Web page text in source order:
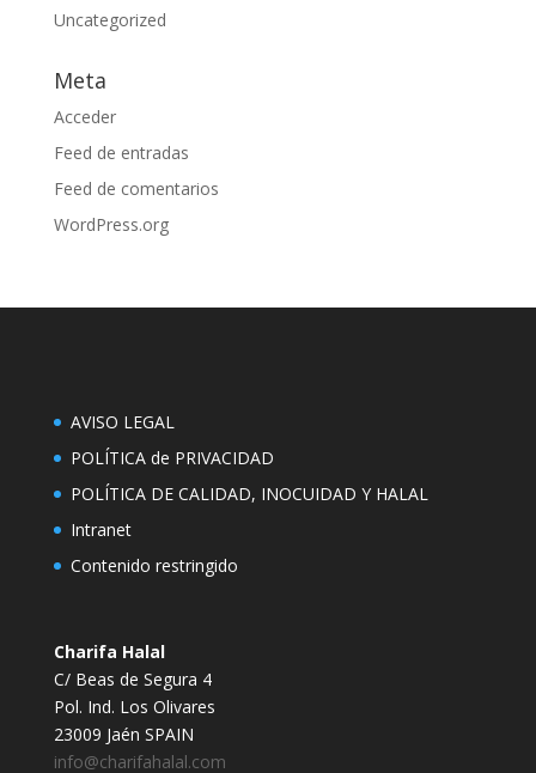
Uncategorized
Meta
Acceder
Feed de entradas
Feed de comentarios
WordPress.org
AVISO LEGAL
POLÍTICA de PRIVACIDAD
POLÍTICA DE CALIDAD, INOCUIDAD Y HALAL
Intranet
Contenido restringido
Charifa Halal
C/ Beas de Segura 4
Pol. Ind. Los Olivares
23009 Jaén SPAIN
info@charifahalal.com